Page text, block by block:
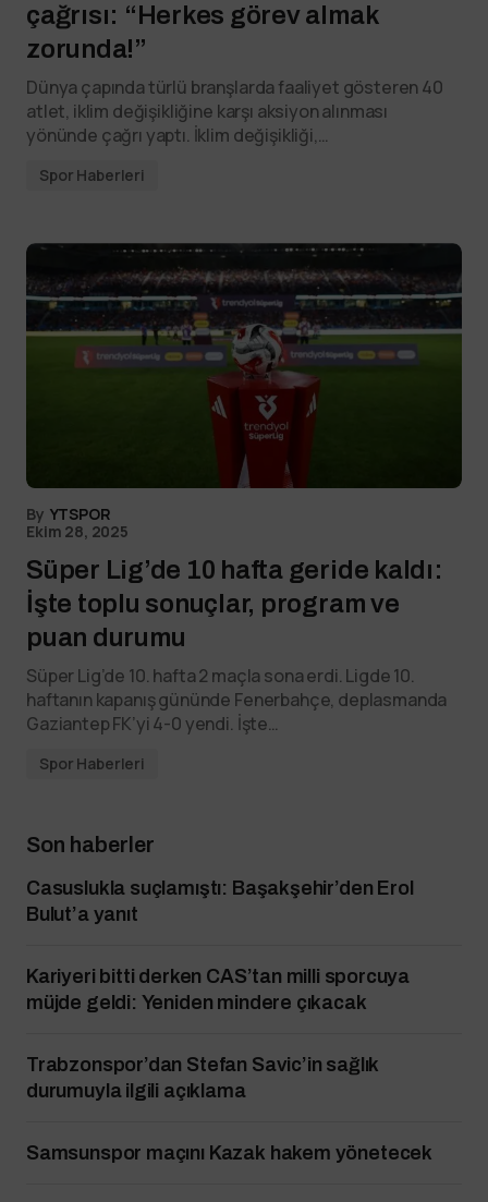
çağrısı: “Herkes görev almak
zorunda!”
Dünya çapında türlü branşlarda faaliyet gösteren 40
atlet, iklim değişikliğine karşı aksiyon alınması
yönünde çağrı yaptı. İklim değişikliği,…
Spor Haberleri
By YTSPOR
Ekim 28, 2025
Süper Lig’de 10 hafta geride kaldı:
İşte toplu sonuçlar, program ve
puan durumu
Süper Lig’de 10. hafta 2 maçla sona erdi. Ligde 10.
haftanın kapanış gününde Fenerbahçe, deplasmanda
Gaziantep FK’yi 4-0 yendi. İşte…
Spor Haberleri
Son haberler
Casuslukla suçlamıştı: Başakşehir’den Erol
Bulut’a yanıt
Kariyeri bitti derken CAS’tan milli sporcuya
müjde geldi: Yeniden mindere çıkacak
Trabzonspor’dan Stefan Savic’in sağlık
durumuyla ilgili açıklama
Samsunspor maçını Kazak hakem yönetecek